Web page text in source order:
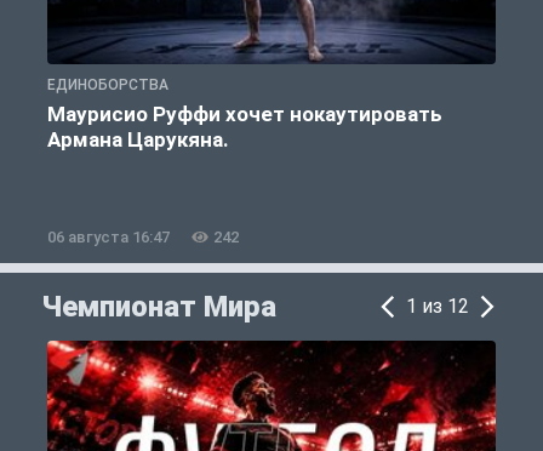
ЕДИНОБОРСТВА
Маурисио Руффи хочет нокаутировать
Армана Царукяна.
06 августа 16:47 242
Чемпионат Мира 1 из 12